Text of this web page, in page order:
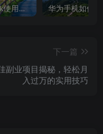
手机deepseek使用全攻略，轻松实现画图与炒股功能
下一篇
副业项目揭秘，轻松月
入过万的实用技巧